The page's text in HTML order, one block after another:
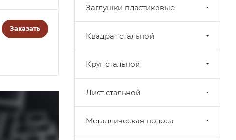
Заказать
Заглушки пластиковые
Квадрат стальной
Круг стальной
Лист стальной
Металлическая полоса